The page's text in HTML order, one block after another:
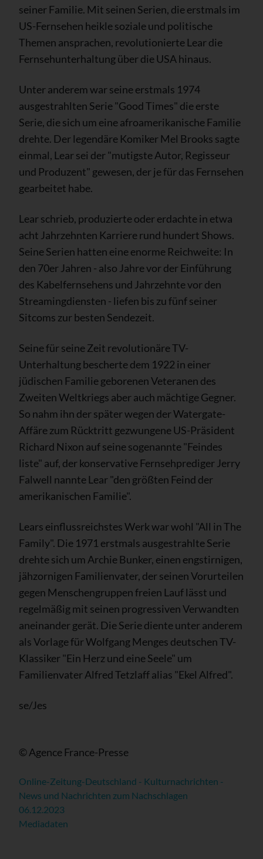
seiner Familie. Mit seinen Serien, die erstmals im
US-Fernsehen heikle soziale und politische
Themen ansprachen, revolutionierte Lear die
Fernsehunterhaltung über die USA hinaus.
Unter anderem war seine erstmals 1974
ausgestrahlten Serie "Good Times" die erste
Serie, die sich um eine afroamerikanische Familie
drehte. Der legendäre Komiker Mel Brooks sagte
einmal, Lear sei der "mutigste Autor, Regisseur
und Produzent" gewesen, der je für das Fernsehen
gearbeitet habe.
Lear schrieb, produzierte oder erdachte in etwa
acht Jahrzehnten Karriere rund hundert Shows.
Seine Serien hatten eine enorme Reichweite: In
den 70er Jahren - also Jahre vor der Einführung
des Kabelfernsehens und Jahrzehnte vor den
Streamingdiensten - liefen bis zu fünf seiner
Sitcoms zur besten Sendezeit.
Seine für seine Zeit revolutionäre TV-
Unterhaltung bescherte dem 1922 in einer
jüdischen Familie geborenen Veteranen des
Zweiten Weltkriegs aber auch mächtige Gegner.
So nahm ihn der später wegen der Watergate-
Affäre zum Rücktritt gezwungene US-Präsident
Richard Nixon auf seine sogenannte "Feindes
liste" auf, der konservative Fernsehprediger Jerry
Falwell nannte Lear "den größten Feind der
amerikanischen Familie".
Lears einflussreichstes Werk war wohl "All in The
Family". Die 1971 erstmals ausgestrahlte Serie
drehte sich um Archie Bunker, einen engstirnigen,
jähzornigen Familienvater, der seinen Vorurteilen
gegen Menschengruppen freien Lauf lässt und
regelmäßig mit seinen progressiven Verwandten
aneinander gerät. Die Serie diente unter anderem
als Vorlage für Wolfgang Menges deutschen TV-
Klassiker "Ein Herz und eine Seele" um
Familienvater Alfred Tetzlaff alias "Ekel Alfred".
se/Jes
© Agence France-Presse
Online-Zeitung-Deutschland - Kulturnachrichten -
News und Nachrichten zum Nachschlagen
06.12.2023
Mediadaten